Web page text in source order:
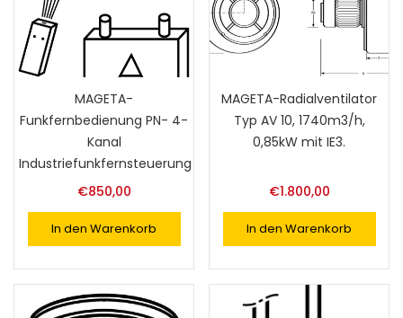
MAGETA-
Funkfernbedienung PN- 4-
Kanal
Industriefunkfernsteuerung
€850,00
In den Warenkorb
MAGETA-Radialventilator
Typ AV 10, 1740m3/h,
0,85kW mit IE3.
€1.800,00
In den Warenkorb